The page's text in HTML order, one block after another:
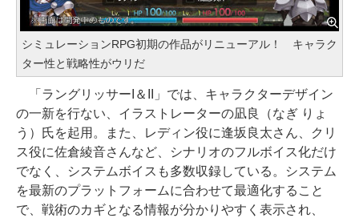
シミュレーションRPG初期の作品がリニューアル！ キャラク
ター性と戦略性がウリだ
「ラングリッサーI＆II」では、キャラクターデザイン
の一新を行ない、イラストレーターの凪良（なぎ りょ
う）氏を起用。また、レディン役に逢坂良太さん、クリ
ス役に佐倉綾音さんなど、シナリオのフルボイス化だけ
でなく、システムボイスも多数収録している。システム
を最新のプラットフォームに合わせて最適化すること
で、戦術のカギとなる情報が分かりやすく表示され、